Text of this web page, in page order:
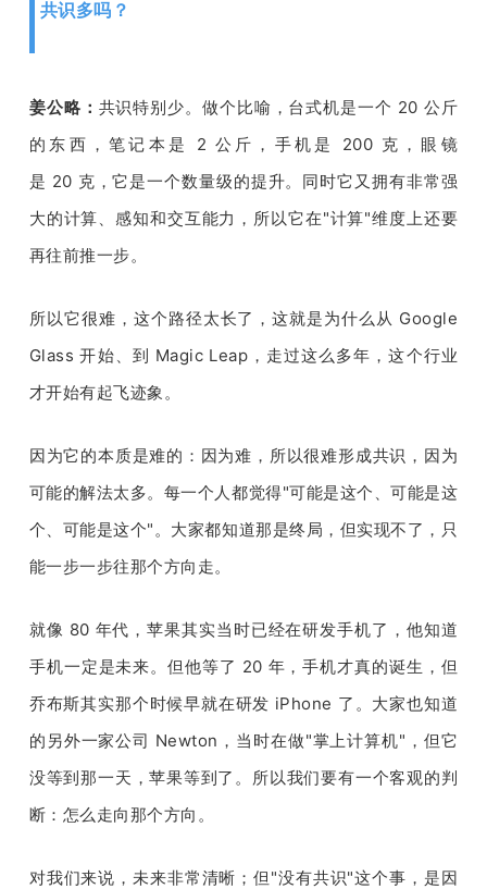
共识多吗？
姜公略： 共识特别少。做个比喻，台式机是一个 20 公斤
的东西，笔记本是 2 公斤，手机是 200 克，眼镜
是 20 克，它是一个数量级的提升。同时它又拥有非常强
大的计算、感知和交互能力，所以它在"计算"维度上还要
再往前推一步。
所以它很难，这个路径太长了，这就是为什么从 Google
Glass 开始、到 Magic Leap ，走过这么多年，这个行业
才开始有起飞迹象。
因为它的本质是难的：因为难，所以很难形成共识，因为
可能的解法太多。每一个人都觉得"可能是这个、可能是这
个、可能是这个"。大家都知道那是终局，但实现不了，只
能一步一步往那个方向走。
就像 80 年代，苹果其实当时已经在研发手机了，他知道
手机一定是未来。但他等了 20 年，手机才真的诞生，但
乔布斯其实那个时候早就在研发 iPhone 了。大家也知道
的另外一家公司 Newton ，当时在做"掌上计算机" ，但它
没等到那一天，苹果等到了。所以我们要有一个客观的判
断：怎么走向那个方向。
对我们来说，未来非常清晰；但 "没有共识"这个事，是因